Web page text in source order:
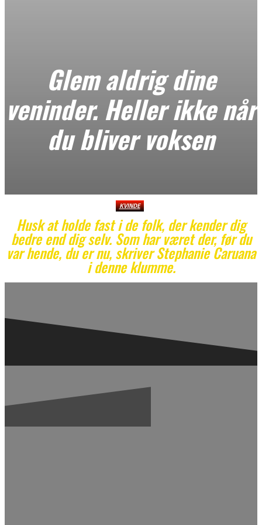
Glem aldrig dine
veninder. Heller ikke når
du bliver voksen
KVINDE
Husk at holde fast i de folk, der kender dig
bedre end dig selv. Som har været der, før du
var hende, du er nu, skriver Stephanie Caruana
i denne klumme.